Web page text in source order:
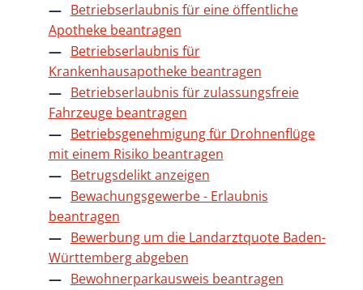
Betriebserlaubnis für eine öffentliche
Apotheke beantragen
Betriebserlaubnis für
Krankenhausapotheke beantragen
Betriebserlaubnis für zulassungsfreie
Fahrzeuge beantragen
Betriebsgenehmigung für Drohnenflüge
mit einem Risiko beantragen
Betrugsdelikt anzeigen
Bewachungsgewerbe - Erlaubnis
beantragen
Bewerbung um die Landarztquote Baden-
Württemberg abgeben
Bewohnerparkausweis beantragen